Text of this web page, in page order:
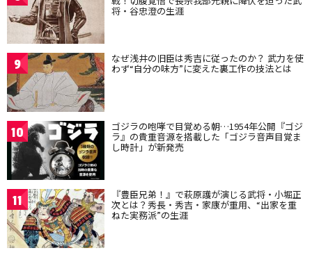
将・谷忠澄の生涯
9 なぜ浅井の旧臣は秀吉に従ったのか？ 武力を使
わず“自分の味方”に変えた裏工作の技法とは
10 ゴジラの咆哮で目覚める朝…1954年公開『ゴジ
ラ』の貴重音源を搭載した「ゴジラ音声目覚ま
し時計」が新発売
11 『豊臣兄弟！』で萩原護が演じる武将・小堀正
次とは？秀長・秀吉・家康が重用、“出家を重
ねた実務派”の生涯